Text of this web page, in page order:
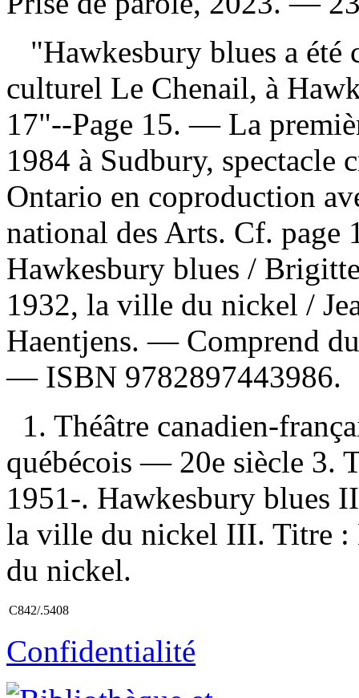
"Hawkesbury blues a été
culturel Le Chenail, à
17"--Page 15. — La
1984 à Sudbury, spectacle
Ontario en coproduction
national des Arts. Cf.
Hawkesbury blues /
1932, la ville du nickel /
Haentjens. — Comprend
— ISBN 9782897443986.
1. Théâtre canadien-
québécois — 20e siècle 3.
1951-. Hawkesbury blues
la ville du nickel III. Titre
du nickel.
C842/.5408
Confidentialité